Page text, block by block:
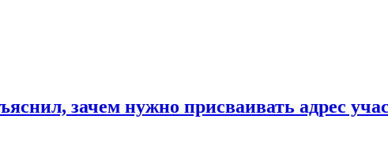
зачем нужно присваивать адрес